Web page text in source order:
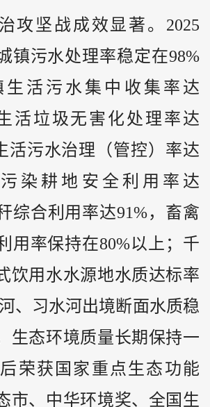
攻坚战成效显著。2025
镇污水处理率稳定在98%
生活污水集中收集率达
活垃圾无害化处理率达
活污水治理（管控）率达
污染耕地安全利用率达
综合利用率达91%，畜禽
用率保持在80%以上；千
饮用水水源地水质达标率
、习水河出境断面水质稳
生态环境质量长期保持一
荣获国家重点生态功能
市、中华环境奖、全国生